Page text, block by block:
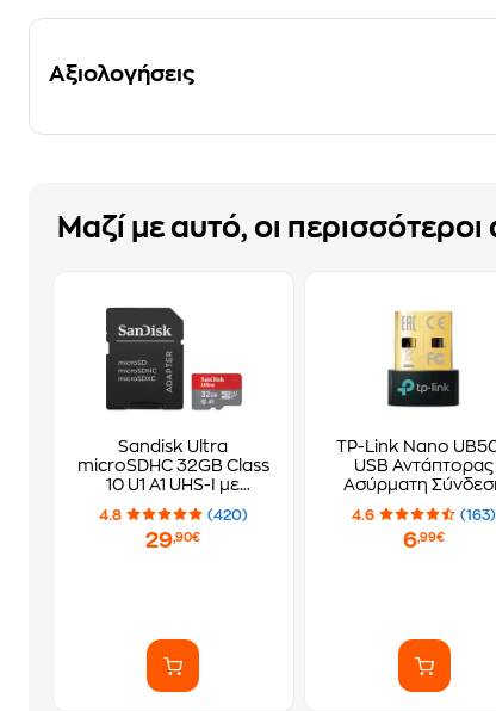
Αξιολογήσεις
Μαζί με αυτό, οι
Sandisk Ultra
microSDHC 32GB Class
10 U1 A1 UHS-I με
αντάπτορα
4.8 (420)
29,90€
TP-Link Nano
USB Αντάπτορας
Ασύρματη
Bluetooth 5.0
4.6 (163)
6,99€